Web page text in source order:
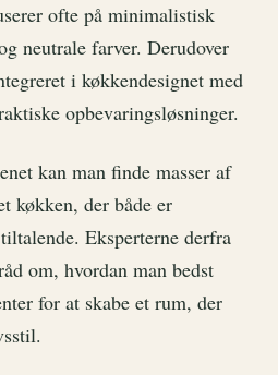
ofte på minimalistisk
neutrale farver. Derudover
i køkkendesignet med
opbevaringsløsninger.
kan man finde masser af
køkken, der både er
Eksperterne derfra
om, hvordan man bedst
for at skabe et rum, der